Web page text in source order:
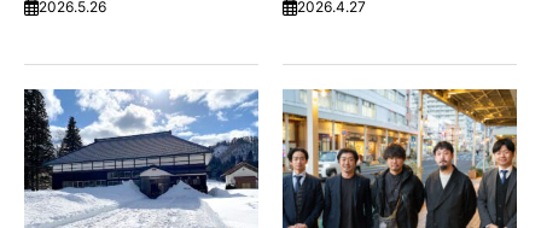
2026.5.26 2026.4.27